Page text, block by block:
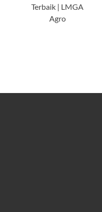
Terbaik | LMGA
Agro